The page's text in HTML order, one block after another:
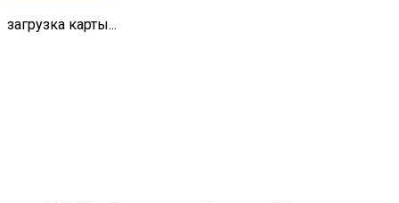
загрузка карты...